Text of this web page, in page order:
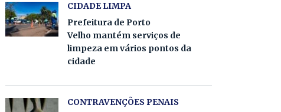
CIDADE LIMPA
Prefeitura de Porto
Velho mantém serviços de
limpeza em vários pontos da
cidade
CONTRAVENÇÕES PENAIS